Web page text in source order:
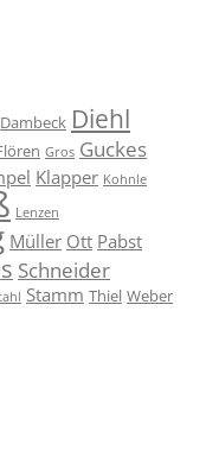
Dambeck Diehl
Gros Guckes
Klapper Kohnle
Lenzen
Müller Ott Pabst
Schneider
Stamm Thiel Weber